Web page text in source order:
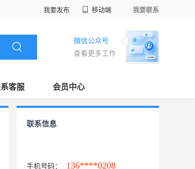
我要发布 移动端 我要联系
微信公众号
查看更多工作
客服 会员中心
联系信息
手机号码： 136****0208